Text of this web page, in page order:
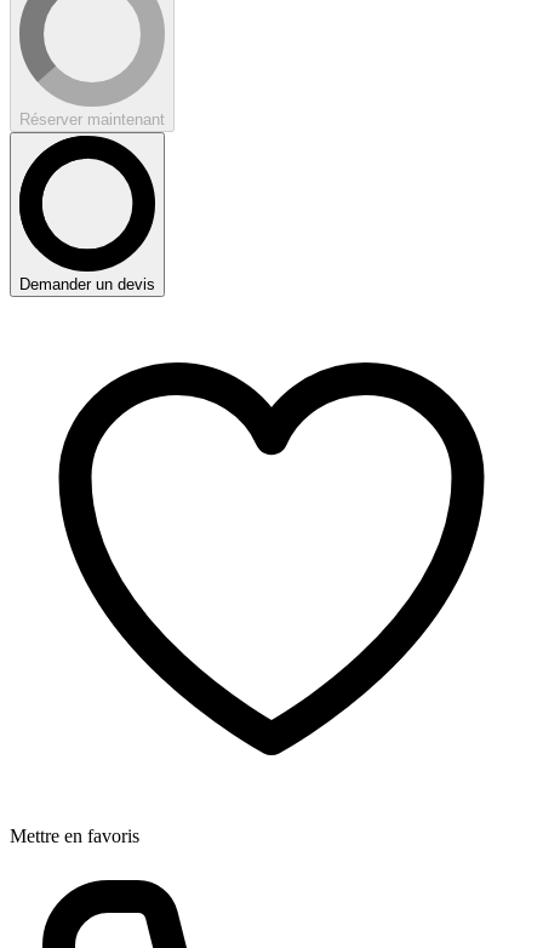
Réserver maintenant
Demander un devis
Mettre en favoris